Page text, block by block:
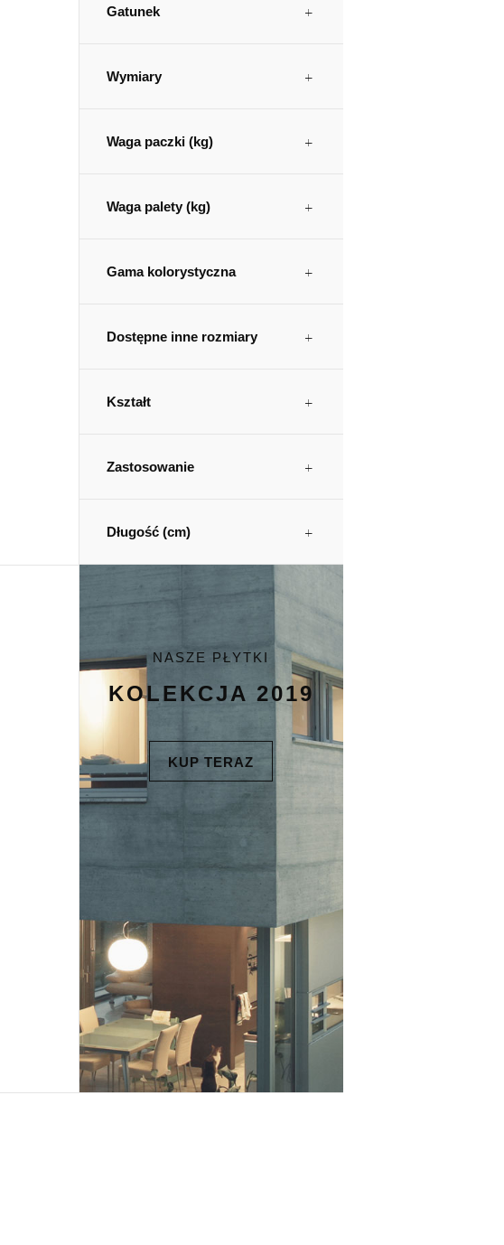
Gatunek
Wymiary
Waga paczki (kg)
Waga palety (kg)
Gama kolorystyczna
Dostępne inne rozmiary
Kształt
Zastosowanie
Długość (cm)
NASZE PŁYTKI
KOLEKCJA 2019
KUP TERAZ